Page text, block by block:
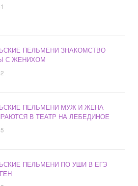
ПЕЛЬМЕНИ ЗНАКОМСТВО
С ЖЕНИХОМ
ПЕЛЬМЕНИ МУЖ И ЖЕНА
В ТЕАТР НА ЛЕБЕДИНОЕ
ПЕЛЬМЕНИ ПО УШИ В ЕГЭ